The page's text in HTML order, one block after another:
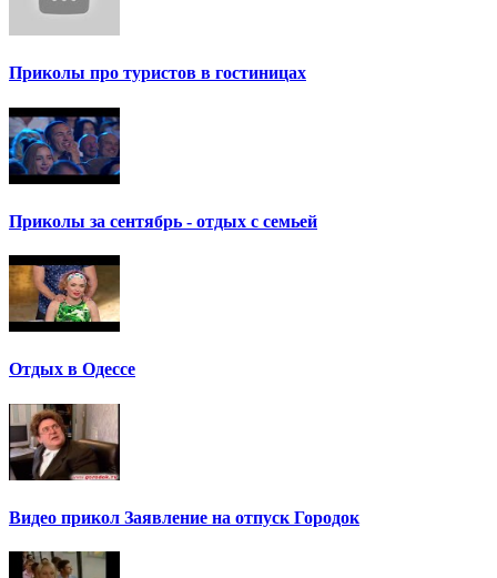
Приколы про туристов в гостиницах
Приколы за сентябрь - отдых с семьей
Отдых в Одессе
Видео прикол Заявление на отпуск Городок